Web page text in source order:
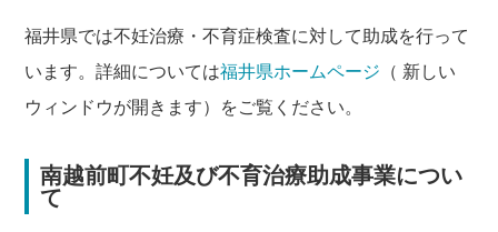
福井県では不妊治療・不育症検査に対して助成を行って
います。詳細については福井県ホームページ （ 新しい
ウィンドウが開きます）をご覧ください。
南越前町不妊及び不育治療助成事業につい
て